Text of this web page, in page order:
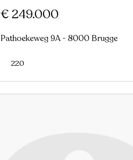
€ 249.000
Pathoekeweg 9A - 8000 Brugge
220